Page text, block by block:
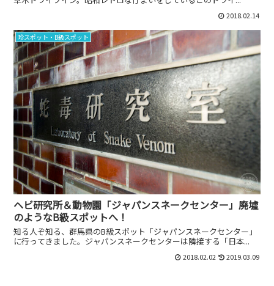
2018.02.14
珍スポット・B級スポット
ヘビ研究所＆動物園「ジャパンスネークセンター」廃墟
のようなB級スポットへ！
知る人ぞ知る、群馬県のB級スポット「ジャパンスネークセンター」
に行ってきました。ジャパンスネークセンターは隣接する「日本...
2018.02.02 2019.03.09